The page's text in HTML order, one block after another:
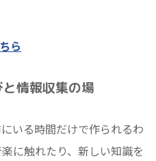
ら
と情報収集の場
いる時間だけで作られるわ
に触れたり、新しい知識を